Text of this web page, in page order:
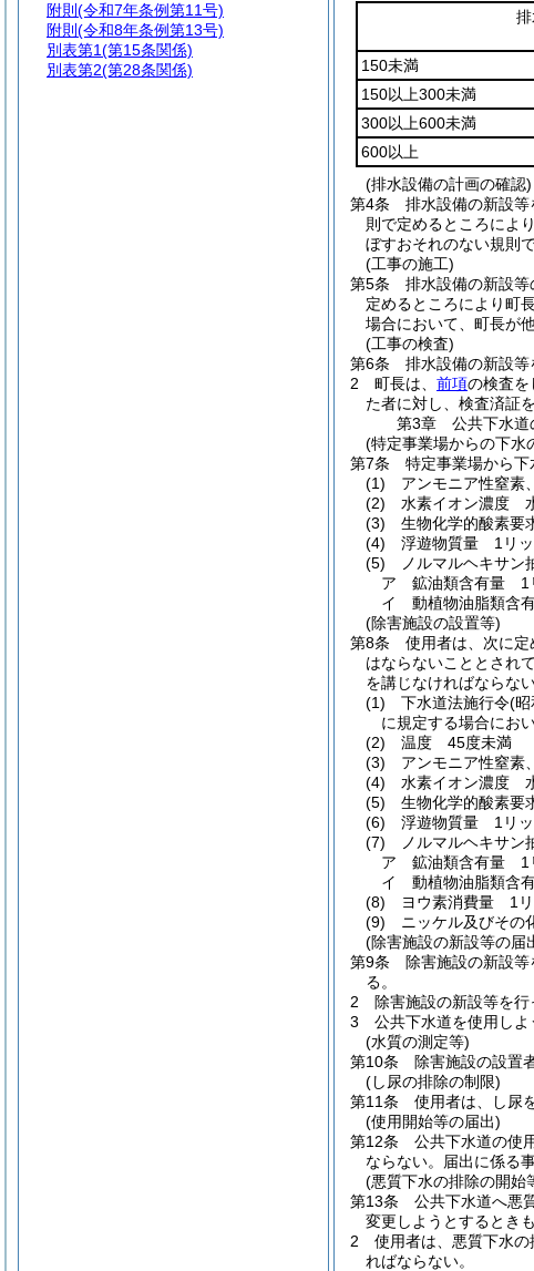
150未満
150以上300未満
300以上600未満
600以上
(排水設備の計画の確認)
第4条
排水設備の新設
則で定めるところによ
ぼすおそれのない規則
(工事の施工)
第5条
排水設備の新設
定めるところにより町
場合において、町長が
(工事の検査)
第6条
排水設備の新設等
2
町長は、 前項の検査を
た者に対し、検査済証
第3章
公共下水道
(特定事業場からの下水
第7条
特定事業場から下
(1)
アンモニア性窒素
(2)
水素イオン濃度
(3)
生物化学的酸素
(4)
浮遊物質量 1リッ
(5)
ノルマルヘキサン
ア
鉱油類含有量 1
イ
動植物油脂類含
(除害施設の設置等)
第8条
使用者は、次に
はならないこととされ
を講じなければならない
(1)
下水道法施行令(昭
に規定する場合にお
(2)
温度 45度未満
(3)
アンモニア性窒素
(4)
水素イオン濃度
(5)
生物化学的酸素
(6)
浮遊物質量 1リッ
(7)
ノルマルヘキサン
ア
鉱油類含有量 1
イ
動植物油脂類含
(8)
ヨウ素消費量 1リ
(9)
ニッケル及びそ
(除害施設の新設等の届
第9条
除害施設の新設
る。
2
除害施設の新設等を
3
公共下水道を使用し
(水質の測定等)
第10条
除害施設の設置
(し尿の排除の制限)
第11条
使用者は、し尿
(使用開始等の届出)
第12条
公共下水道の使
ならない。
届出に係る
(悪質下水の排除の開始
第13条
公共下水道へ悪
変更しようとするとき
2
使用者は、悪質下水
ればならない。
附則 (令和7年条例第11号)
附則 (令和8年条例第13号)
別表第1(第15条関係)
別表第2(第28条関係)